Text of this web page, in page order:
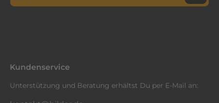
Kundenservice
Unterstützung und Beratung erhältst Du per E-Mail an: